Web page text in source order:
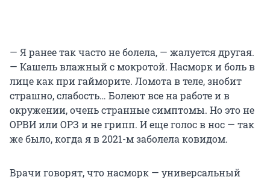
— Я ранее так часто не болела, — жалуется другая.
— Кашель влажный с мокротой. Насморк и боль в
лице как при гайморите. Ломота в теле, знобит
страшно, слабость… Болеют все на работе и в
окружении, очень странные симптомы. Но это не
ОРВИ или ОРЗ и не грипп. И еще голос в нос — так
же было, когда я в 2021-м заболела ковидом.
Врачи говорят, что насморк — универсальный